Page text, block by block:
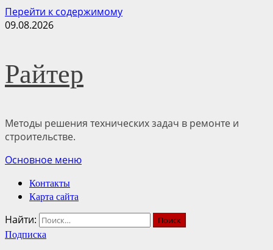
Перейти к содержимому
09.08.2026
Райтер
Методы решения технических задач в ремонте и
строительстве.
Основное меню
Контакты
Карта сайта
Найти:
Подписка